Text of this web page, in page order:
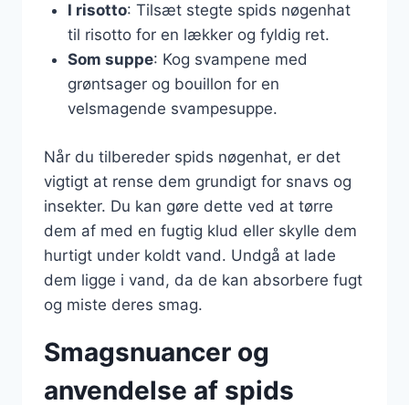
I risotto: Tilsæt stegte spids nøgenhat
til risotto for en lækker og fyldig ret.
Som suppe: Kog svampene med
grøntsager og bouillon for en
velsmagende svampesuppe.
Når du tilbereder spids nøgenhat, er det
vigtigt at rense dem grundigt for snavs og
insekter. Du kan gøre dette ved at tørre
dem af med en fugtig klud eller skylle dem
hurtigt under koldt vand. Undgå at lade
dem ligge i vand, da de kan absorbere fugt
og miste deres smag.
Smagsnuancer og
anvendelse af spids